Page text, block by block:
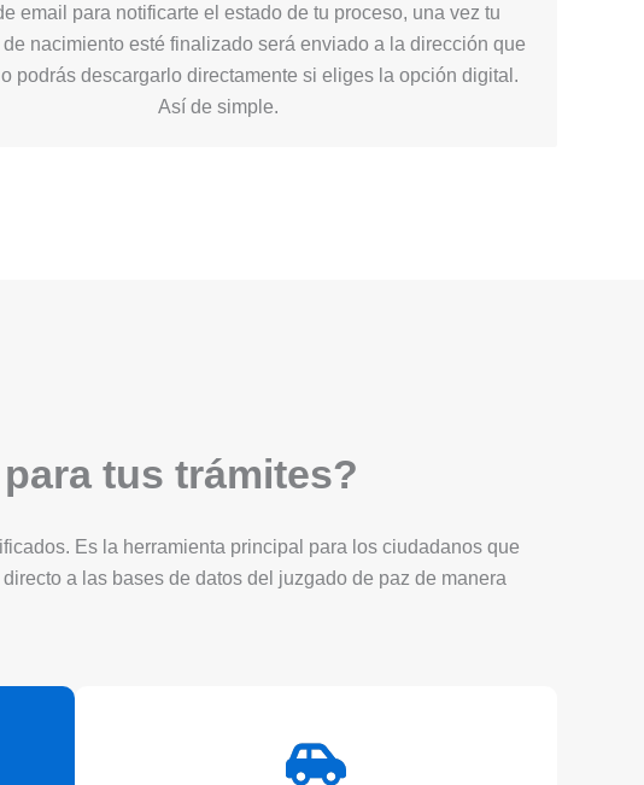
email para notificarte el estado de tu proceso, una vez tu
nacimiento esté finalizado será enviado a la dirección que
podrás descargarlo directamente si eliges la opción digital.
Así de simple.
tus trámites?
Es la herramienta principal para los ciudadanos que
a las bases de datos del juzgado de paz de manera